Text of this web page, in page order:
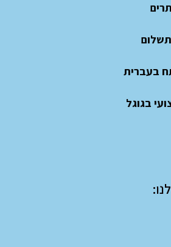
בעברית
בגוגל